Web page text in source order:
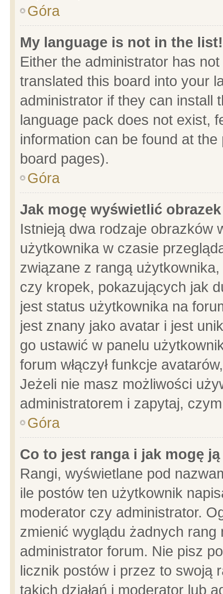
Góra
My language is not in the list!
Either the administrator has
translated this board into your
administrator if they can install
language pack does not exist,
information can be found at
board pages).
Góra
Jak mogę wyświetlić
Istnieją dwa rodzaje obrazków
użytkownika w czasie
związane z rangą
czy kropek, pokazujących jak
jest status użytkownika na
jest znany jako avatar i jest
go ustawić w panelu
forum włączył funkcje
Jeżeli nie masz możliwości
administratorem i zapytaj,
Góra
Co to jest ranga i jak mogę
Rangi, wyświetlane pod
ile postów ten użytkownik
moderator czy administrator.
zmienić wyglądu żadnych
administrator forum. Nie pisz
licznik postów i przez to swoją
takich działań i moderator lub